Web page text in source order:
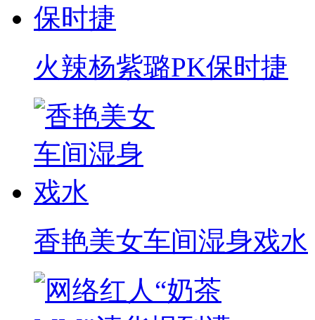
火辣杨紫璐PK保时捷
香艳美女车间湿身戏水